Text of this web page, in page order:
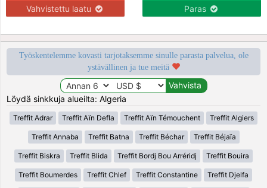
Vahvistettu laatu Paras
Työskentelemme kovasti tarjotaksemme sinulle parasta palvelua, ole
ystävällinen ja tue meitä
Löydä sinkkuja alueilta: Algeria
Treffit Adrar Treffit Aïn Defla Treffit Aïn Témouchent Treffit Algiers
Treffit Annaba Treffit Batna Treffit Béchar Treffit Béjaïa
Treffit Biskra Treffit Blida Treffit Bordj Bou Arréridj Treffit Bouira
Treffit Boumerdes Treffit Chlef Treffit Constantine Treffit Djelfa